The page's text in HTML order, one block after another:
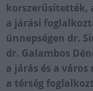
korszerűsítették,
a járási
ünnepségen dr.
dr. Galambos
a járás és a
a térség